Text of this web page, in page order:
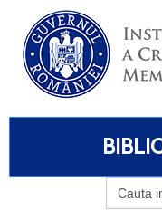
Search
for: